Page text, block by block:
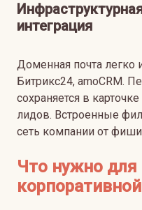
интеграция
Доменная почта легко
Битрикс24, amoCRM.
сохраняется в
лидов. Встроенные
сеть компании от
Что нужно для